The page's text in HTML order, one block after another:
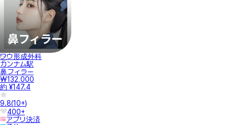
ワウ形成外科
カンナム駅
鼻フィラー
₩132,000
約 ¥147.4
9.8(10+)
400+
アプリ決済